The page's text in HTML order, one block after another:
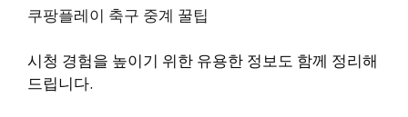
쿠팡플레이 축구 중계 꿀팁
시청 경험을 높이기 위한 유용한 정보도 함께 정리해
드립니다.